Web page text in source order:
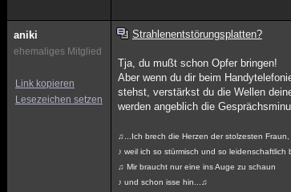
aniki
ehemaliges Mitglied
Link kopieren
Lesezeichen setzen
Strahlenentstörungsplatten?
Tja, du mußt schon Opfer bringen!
Aber wenn du dir beim
stehst, verstärkst du die Wellen
werden angeblich die
♫...Ich brech die Herzen der stolzesten Fraun,
♪ weil ich so stürmisch und so leidenschaftlich
♫ Mir braucht nur eine ins Auge zu schaun
♪ und schon isse hin...♫